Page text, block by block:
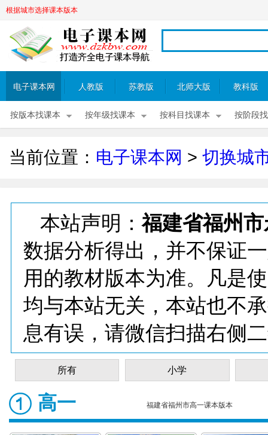
根据城市选择课本版本
电子课本网 人教版 苏教版 北师大版 教科版
按版本找课本 按年级找课本 按科目找课本 按阶段
当前位置： 电子课本网 > 切换城
本站声明：福建省福州
数据分析得出，并不保证
用的教材版本为准。凡是
均与本站无关，本站也不
息有误，请微信扫描右侧
所有 小学
高一 福建省福州市高一课本版本